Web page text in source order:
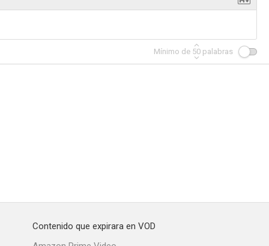
Mínimo de 50 palabras
Contenido que expirara en VOD